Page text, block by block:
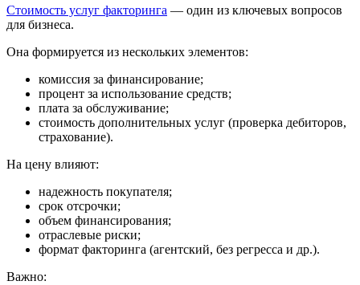
Стоимость услуг факторинга — один из ключевых вопросов
для бизнеса.
Она формируется из нескольких элементов:
комиссия за финансирование;
процент за использование средств;
плата за обслуживание;
стоимость дополнительных услуг (проверка дебиторов,
страхование).
На цену влияют:
надежность покупателя;
срок отсрочки;
объем финансирования;
отраслевые риски;
формат факторинга (агентский, без регресса и др.).
Важно: